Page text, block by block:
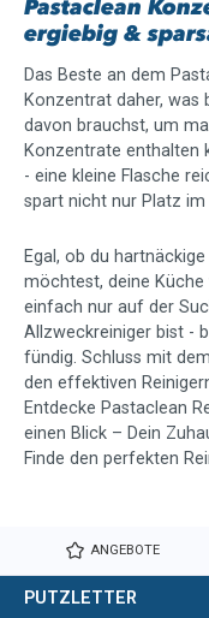
Pastaclean
ergiebig &
Das Beste an dem
Konzentrat daher, was
davon brauchst, um
Konzentrate enthalten
- eine kleine Flasche
spart nicht nur Platz
Egal, ob du
möchtest, deine
einfach nur auf der
Allzweckreiniger bist -
fündig. Schluss mit
den effektiven
Entdecke Pastaclean
einen Blick – Dein
Finde den perfekten
ANGEBOTE
PUTZLETTER